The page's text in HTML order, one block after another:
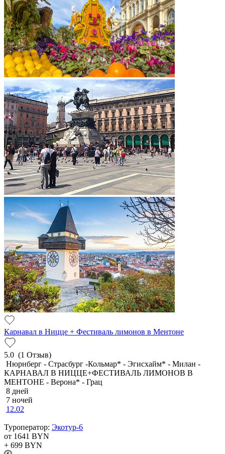
Карнавал в Ницце + Фестиваль лимонов в Ментоне
5.0 (1 Отзыв)
Нюрнберг - Страсбург -Кольмар* - Эгисхайм* - Милан -
КАРНАВАЛ В НИЦЦЕ+ФЕСТИВАЛЬ ЛИМОНОВ В
МЕНТОНЕ - Верона* - Грац
8 дней
7 ночей
12.02
Туроператор: Экотур-6
от 1641 BYN
+ 699 BYN